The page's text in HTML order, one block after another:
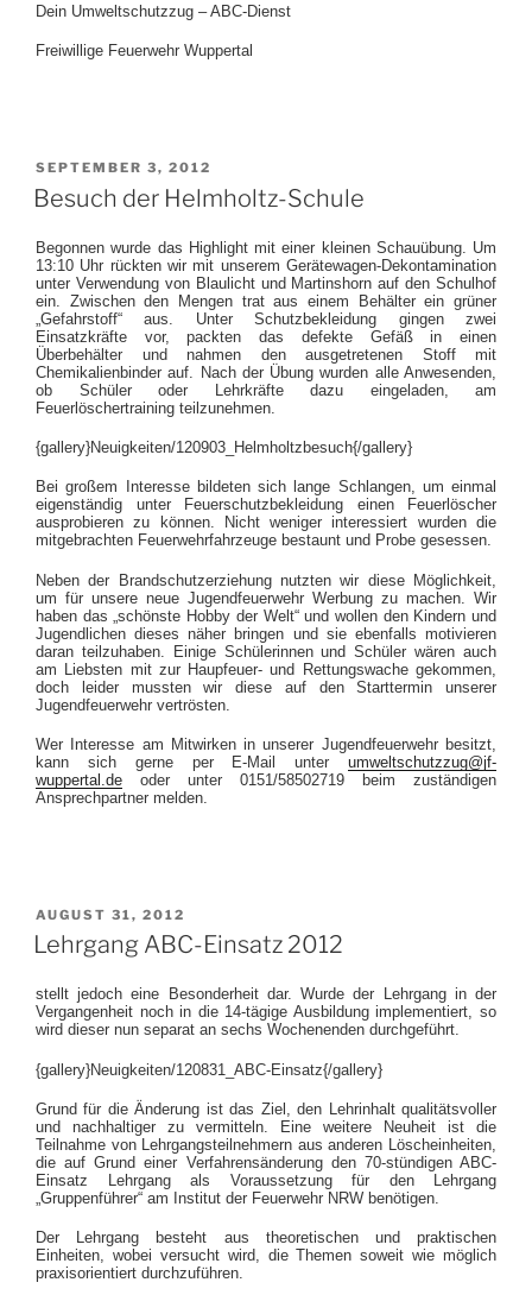
Dein Umweltschutzzug – ABC-Dienst
Freiwillige Feuerwehr Wuppertal
VERÖFFENTLICHT
AM
SEPTEMBER 3, 2012
Besuch der Helmholtz-Schule
Begonnen wurde das Highlight mit einer kleinen Schauübung. Um
13:10 Uhr rückten wir mit unserem Gerätewagen-Dekontamination
unter Verwendung von Blaulicht und Martinshorn auf den Schulhof
ein. Zwischen den Mengen trat aus einem Behälter ein grüner
„Gefahrstoff“ aus. Unter Schutzbekleidung gingen zwei
Einsatzkräfte vor, packten das defekte Gefäß in einen
Überbehälter und nahmen den ausgetretenen Stoff mit
Chemikalienbinder auf. Nach der Übung wurden alle Anwesenden,
ob Schüler oder Lehrkräfte dazu eingeladen, am
Feuerlöschertraining teilzunehmen.
{gallery}Neuigkeiten/120903_Helmholtzbesuch{/gallery}
Bei großem Interesse bildeten sich lange Schlangen, um einmal
eigenständig unter Feuerschutzbekleidung einen Feuerlöscher
ausprobieren zu können. Nicht weniger interessiert wurden die
mitgebrachten Feuerwehrfahrzeuge bestaunt und Probe gesessen.
Neben der Brandschutzerziehung nutzten wir diese Möglichkeit,
um für unsere neue Jugendfeuerwehr Werbung zu machen. Wir
haben das „schönste Hobby der Welt“ und wollen den Kindern und
Jugendlichen dieses näher bringen und sie ebenfalls motivieren
daran teilzuhaben. Einige Schülerinnen und Schüler wären auch
am Liebsten mit zur Haupfeuer- und Rettungswache gekommen,
doch leider mussten wir diese auf den Starttermin unserer
Jugendfeuerwehr vertrösten.
Wer Interesse am Mitwirken in unserer Jugendfeuerwehr besitzt,
kann sich gerne per E-Mail unter umweltschutzzug@jf-
wuppertal.de oder unter 0151/58502719 beim zuständigen
Ansprechpartner melden.
VERÖFFENTLICHT
AM
AUGUST 31, 2012
Lehrgang ABC-Einsatz 2012
stellt jedoch eine Besonderheit dar. Wurde der Lehrgang in der
Vergangenheit noch in die 14-tägige Ausbildung implementiert, so
wird dieser nun separat an sechs Wochenenden durchgeführt.
{gallery}Neuigkeiten/120831_ABC-Einsatz{/gallery}
Grund für die Änderung ist das Ziel, den Lehrinhalt qualitätsvoller
und nachhaltiger zu vermitteln. Eine weitere Neuheit ist die
Teilnahme von Lehrgangsteilnehmern aus anderen Löscheinheiten,
die auf Grund einer Verfahrensänderung den 70-stündigen ABC-
Einsatz Lehrgang als Voraussetzung für den Lehrgang
„Gruppenführer“ am Institut der Feuerwehr NRW benötigen.
Der Lehrgang besteht aus theoretischen und praktischen
Einheiten, wobei versucht wird, die Themen soweit wie möglich
praxisorientiert durchzuführen.